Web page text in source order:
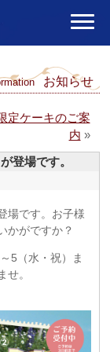
お知らせ
定ケーキのご案
内 »
登場です。
場です。お子様
かがですか？
5（水・祝）ま
せ。